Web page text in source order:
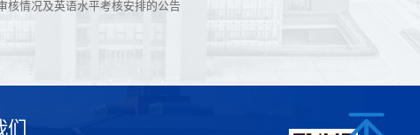
核情况及英语水平考核安排的公告